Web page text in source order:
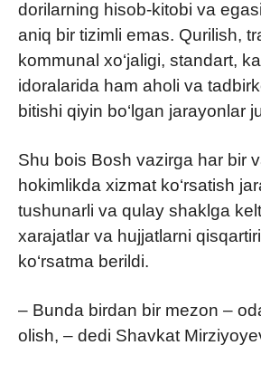
dorilarning hisob-kitobi va
aniq bir tizimli emas. Qurilish,
kommunal xo‘jaligi, standart,
idoralarida ham aholi va
bitishi qiyin bo‘lgan jarayonlar
Shu bois Bosh vazirga har bir
hokimlikda xizmat ko‘rsatish
tushunarli va qulay shaklga
xarajatlar va hujjatlarni
ko‘rsatma berildi.
– Bunda birdan bir mezon –
olish, – dedi Shavkat